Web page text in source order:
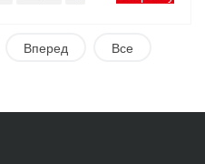
Вперед Все